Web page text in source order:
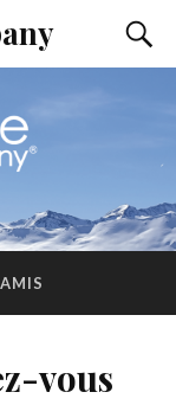
vous